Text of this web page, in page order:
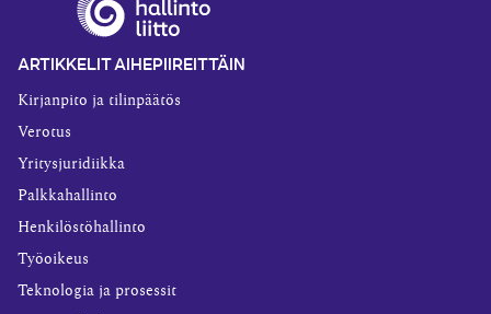
ARTIKKELIT AIHEPIIREITTÄIN
Kirjanpito ja tilinpäätös
Verotus
Yritysjuridiikka
Palkkahallinto
Henkilöstöhallinto
Työoikeus
Teknologia ja prosessit